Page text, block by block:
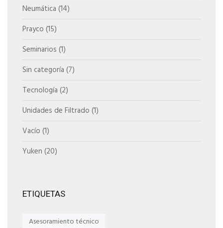
Neumática (14)
Prayco (15)
Seminarios (1)
Sin categoría (7)
Tecnología (2)
Unidades de Filtrado (1)
Vacío (1)
Yuken (20)
ETIQUETAS
Asesoramiento técnico